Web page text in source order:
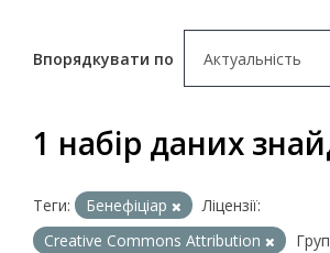
Впорядкувати по
1 набір даних
Теги: Бенефіціар
Ліцензії:
Creative Commons Attribution